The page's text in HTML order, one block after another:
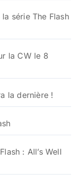
série The Flash
la CW le 8
la dernière !
: All’s Well